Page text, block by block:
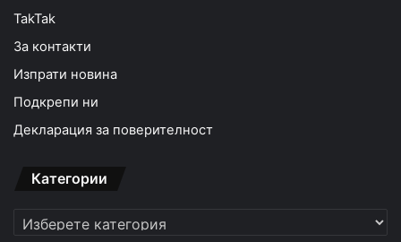
TakTak
За контакти
Изпрати новина
Подкрепи ни
Декларация за поверителност
Категории
Категории